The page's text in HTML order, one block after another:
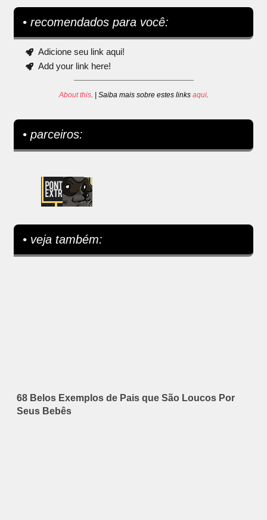
• recomendados para você:
Adicione seu link aqui!
Add your link here!
About this. | Saiba mais sobre estes links aqui.
• parceiros:
• veja também:
68 Belos Exemplos de Pais que São Loucos Por
Seus Bebês